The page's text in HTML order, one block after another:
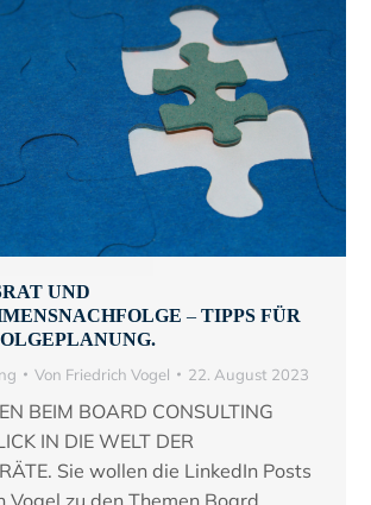
UND
– TIPPS FÜR
Von Friedrich Vogel 22. August 2023
BEIM BOARD CONSULTING
IN DIE WELT DER
Sie wollen die LinkedIn Posts